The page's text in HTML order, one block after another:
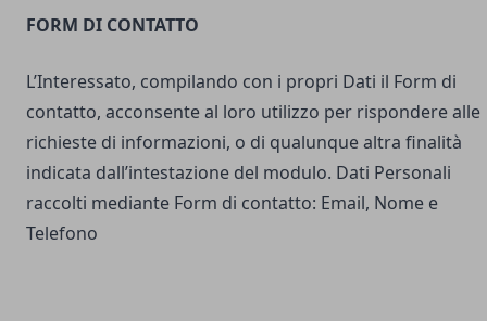
FORM DI CONTATTO
L’Interessato, compilando con i propri Dati il Form di
contatto, acconsente al loro utilizzo per rispondere alle
richieste di informazioni, o di qualunque altra finalità
indicata dall’intestazione del modulo. Dati Personali
raccolti mediante Form di contatto: Email, Nome e
Telefono